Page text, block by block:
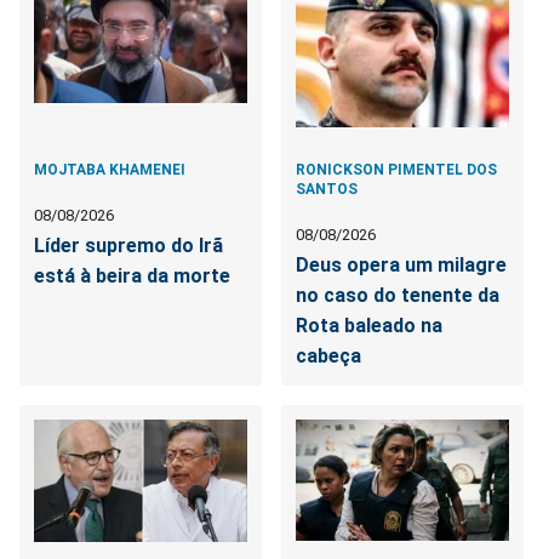
MOJTABA KHAMENEI
08/08/2026
Líder supremo do Irã
está à beira da morte
RONICKSON PIMENTEL DOS
SANTOS
08/08/2026
Deus opera um milagre
no caso do tenente da
Rota baleado na
cabeça